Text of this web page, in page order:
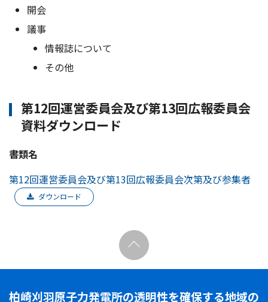
開会
議事
情報誌について
その他
第12回運営委員会及び第13回広報委員会
資料ダウンロード
書類名
第12回運営委員会及び第13回広報委員会次第及び参集者
ダウンロード
柏崎刈羽原子力発電所の透明性を確保する地域の